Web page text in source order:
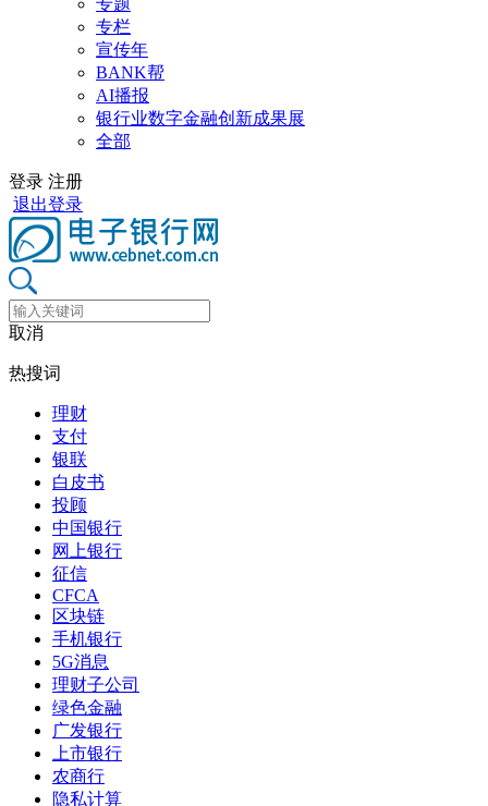
专栏
宣传年
BANK帮
AI播报
银行业数字金融创新成果展
全部
登录 注册
退出登录
取消
热搜词
理财
支付
银联
白皮书
投顾
中国银行
网上银行
征信
CFCA
区块链
手机银行
5G消息
理财子公司
绿色金融
广发银行
上市银行
农商行
隐私计算